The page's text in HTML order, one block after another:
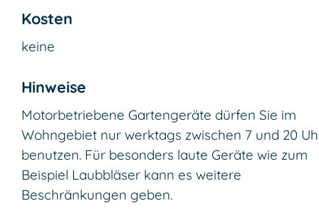
Kosten
keine
Hinweise
Motorbetriebene Gartengeräte dürfen Sie im
Wohngebiet nur werktags zwischen 7 und 20
benutzen. Für besonders laute Geräte wie zum
Beispiel Laubbläser kann es weitere
Beschränkungen geben.